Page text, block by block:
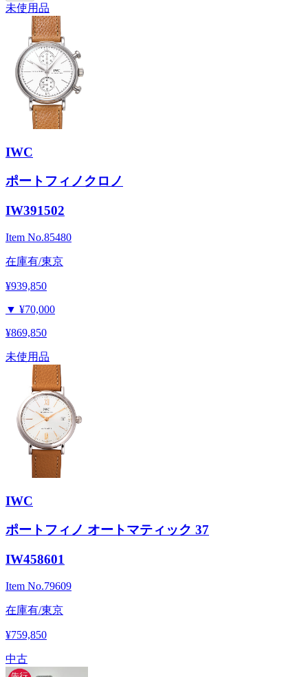
未使用品
IWC
ポートフィノクロノ
IW391502
Item No.85480
在庫有/東京
¥939,850
▼ ¥70,000
¥869,850
未使用品
IWC
ポートフィノ オートマティック 37
IW458601
Item No.79609
在庫有/東京
¥759,850
中古